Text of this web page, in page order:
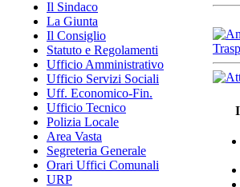
Il Sindaco
La Giunta
Il Consiglio
Statuto e Regolamenti
Ufficio Amministrativo
Ufficio Servizi Sociali
Uff. Economico-Fin.
Ufficio Tecnico
Polizia Locale
Area Vasta
Segreteria Generale
Orari Uffici Comunali
URP